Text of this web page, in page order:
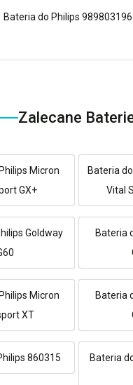
Bateria do Philips
Zalecane
Micron
GX+
Bateria
Vital
Goldway
Bateria
Micron
XT
Bateria
860315
Bateria